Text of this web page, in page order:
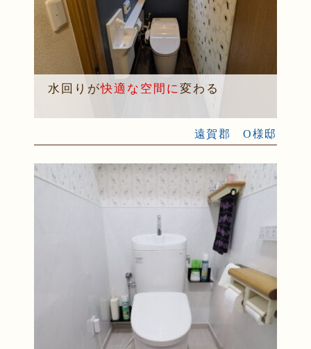
水回りが快適な空間に変わる
遠賀郡 O様邸